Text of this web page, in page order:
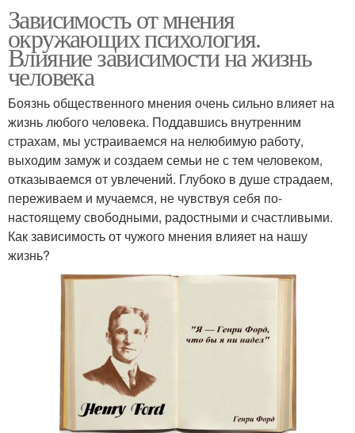
Зависимость от мнения
окружающих психология.
Влияние зависимости на жизнь
человека
Боязнь общественного мнения очень сильно влияет на
жизнь любого человека. Поддавшись внутренним
страхам, мы устраиваемся на нелюбимую работу,
выходим замуж и создаем семьи не с тем человеком,
отказываемся от увлечений. Глубоко в душе страдаем,
переживаем и мучаемся, не чувствуя себя по-
настоящему свободными, радостными и счастливыми.
Как зависимость от чужого мнения влияет на нашу
жизнь?